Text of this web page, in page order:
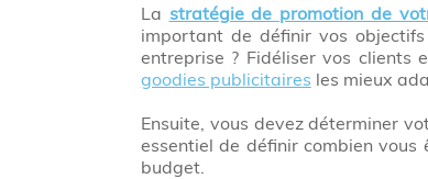
La stratégie de promotion de
important de définir vos
entreprise ? Fidéliser vos clients
goodies publicitaires les mieux
Ensuite, vous devez déterminer
essentiel de définir combien vous
budget.